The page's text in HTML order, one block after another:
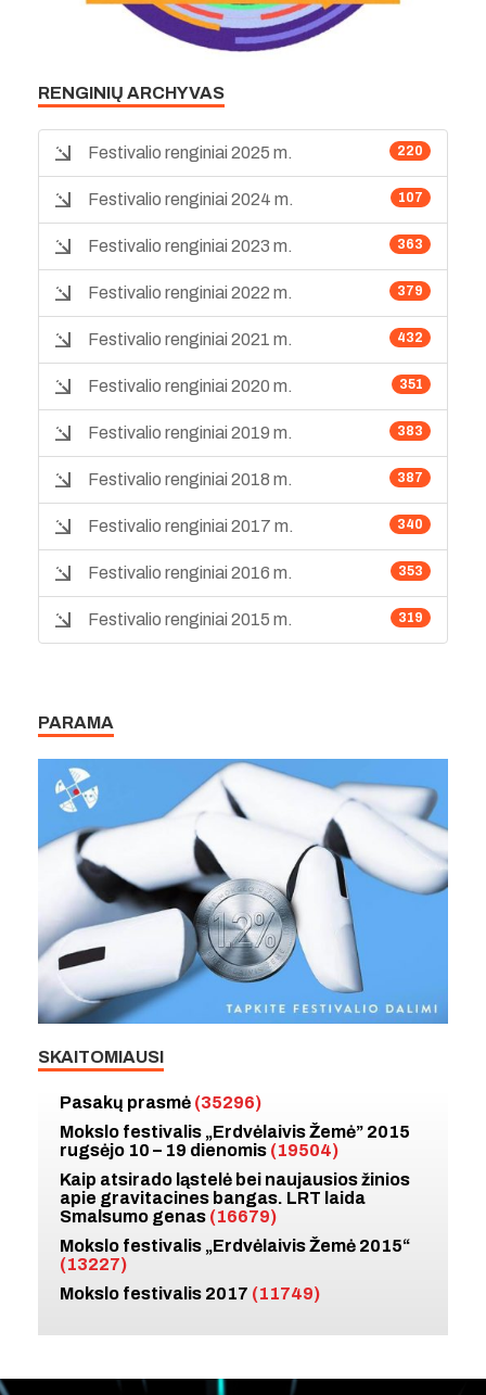
RENGINIŲ ARCHYVAS
220
Festivalio renginiai 2025 m.
107
Festivalio renginiai 2024 m.
363
Festivalio renginiai 2023 m.
379
Festivalio renginiai 2022 m.
432
Festivalio renginiai 2021 m.
351
Festivalio renginiai 2020 m.
383
Festivalio renginiai 2019 m.
387
Festivalio renginiai 2018 m.
340
Festivalio renginiai 2017 m.
353
Festivalio renginiai 2016 m.
319
Festivalio renginiai 2015 m.
PARAMA
SKAITOMIAUSI
Pasakų prasmė (35296)
Mokslo festivalis „Erdvėlaivis Žemė” 2015
rugsėjo 10 – 19 dienomis (19504)
Kaip atsirado ląstelė bei naujausios žinios
apie gravitacines bangas. LRT laida
Smalsumo genas (16679)
Mokslo festivalis „Erdvėlaivis Žemė 2015“
(13227)
Mokslo festivalis 2017 (11749)